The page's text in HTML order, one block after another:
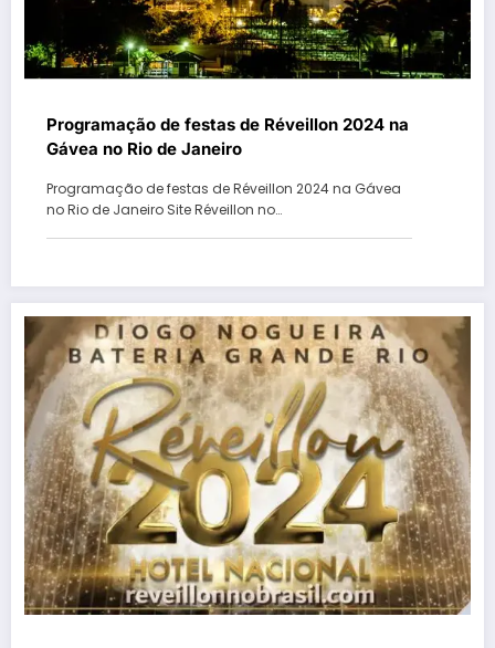
Programação de festas de Réveillon 2024 na
Gávea no Rio de Janeiro
Programação de festas de Réveillon 2024 na Gávea
no Rio de Janeiro Site Réveillon no…